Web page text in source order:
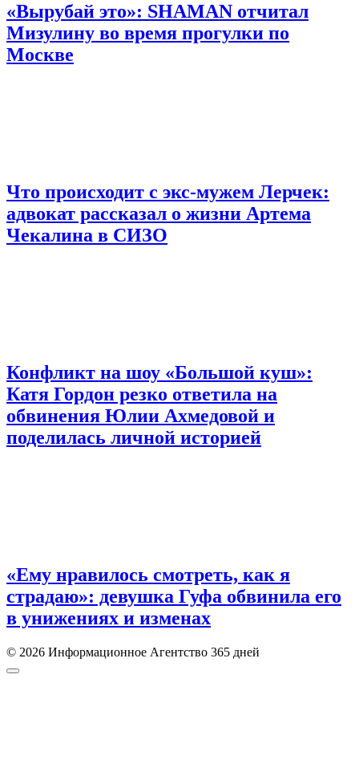
«Вырубай это»: SHAMAN отчитал
Мизулину во время прогулки по
Москве
Что происходит с экс-мужем Лерчек:
адвокат рассказал о жизни Артема
Чекалина в СИЗО
Конфликт на шоу «Большой куш»:
Катя Гордон резко ответила на
обвинения Юлии Ахмедовой и
поделилась личной историей
«Ему нравилось смотреть, как я
страдаю»: девушка Гуфа обвинила его
в унижениях и изменах
© 2026 Информационное Агентство 365 дней